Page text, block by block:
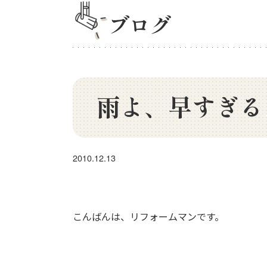
ブログ
雨よ、早すぎる
2010.12.13
こんばんは、リフォームマンです。